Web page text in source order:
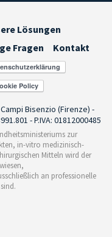
Lösungen
Fragen
Kontakt
Campi Bisenzio (Firenze) -
- P.IVA: 01812000485
zur
in-vitro medizinisch-
Mitteln wird der
an professionelle